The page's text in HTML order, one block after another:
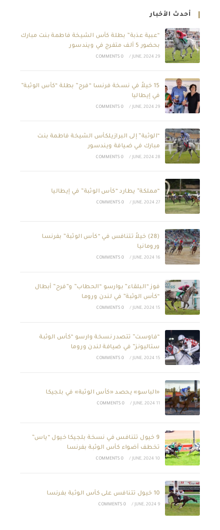
أحدث الأخبار
“عبية عذبة” بطلة كأس الشيخة فاطمة بنت مبارك
بحضور 5 ألف متفرج في ويندسور
29 JUNE, 2024
/
0 COMMENTS
15 خيلاً في نسخة فرنسا “فرح” بطلة “كأس الوثبة”
في إيطاليا
29 JUNE, 2024
/
0 COMMENTS
“الوثبة” إلى البرازيلكأس الشيخة فاطمة بنت
مبارك في ضيافة ويندسور
28 JUNE, 2024
/
0 COMMENTS
“مملكة” يطارد “كأس الوثبة” في إيطاليا
27 JUNE, 2024
/
0 COMMENTS
(28) خيلاً تتنافس في “كأس الوثبة” بفرنسا
ورومانيا
16 JUNE, 2024
/
0 COMMENTS
فوز “البلقاء” بوارسو “الحطاب” و”فرح” أبطال
“كأس الوثبة” في لندن وروما
15 JUNE, 2024
/
0 COMMENTS
“فاوست” تتصدر نسخة وارسو “كأس الوثبة
ستاليونز” في ضيافة لندن وروما
15 JUNE, 2024
/
0 COMMENTS
«الباسو» يحصد «كأس الوثبة» في بلجيكا
11 JUNE, 2024
/
0 COMMENTS
9 خيول تتنافس في نسخة بلجيكا خيول “ياس”
تخطف أضواء كأس الوثبة بفرنسا
10 JUNE, 2024
/
0 COMMENTS
10 خيول تتنافس على كأس الوثبة بفرنسا
9 JUNE, 2024
/
0 COMMENTS